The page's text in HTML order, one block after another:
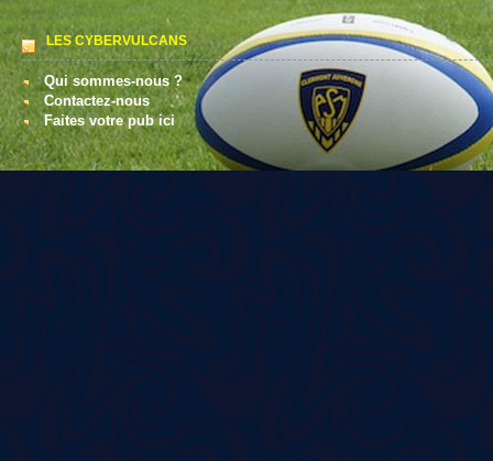
LES CYBERVULCANS
Qui sommes-nous ?
Contactez-nous
Faites votre pub ici